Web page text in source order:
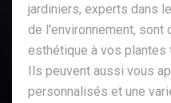
jardiniers, experts dans
de l'environnement, sont
esthétique à vos plantes
Ils peuvent aussi vous
personnalisés et une